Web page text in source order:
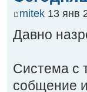
mitek 13 янв
Давно
Система с
собщение и